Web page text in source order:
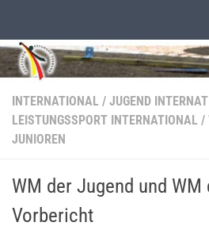
INTERNATIONAL / JUGEND
LEISTUNGSSPORT INTERNATIONAL /
JUNIOREN
WM der Jugend und WM
Vorbericht